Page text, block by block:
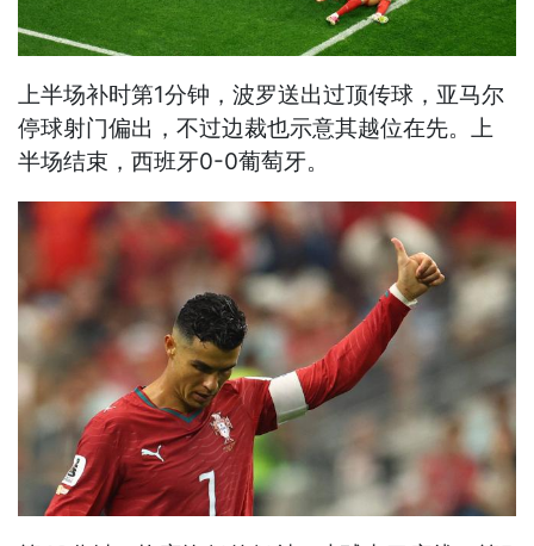
上半场补时第1分钟，波罗送出过顶传球，亚马尔
停球射门偏出，不过边裁也示意其越位在先。上
半场结束，西班牙0-0葡萄牙。